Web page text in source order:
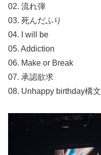
02. 流れ弾
03. 死んだふり
04. I will be
05. Addiction
06. Make or Break
07. 承認欲求
08. Unhappy birthday構文